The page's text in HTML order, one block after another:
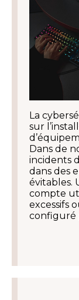
La
sur
Dans de
incidents
dans des
évitables.
compte
excessifs
configuré